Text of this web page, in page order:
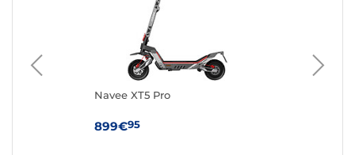
Navee XT5 Pro
899€95